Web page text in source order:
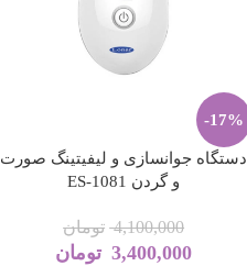
-17%
دستگاه جوانسازی و لیفیتینگ صورت
و گردن ES-1081
4,100,000 تومان
3,400,000 تومان